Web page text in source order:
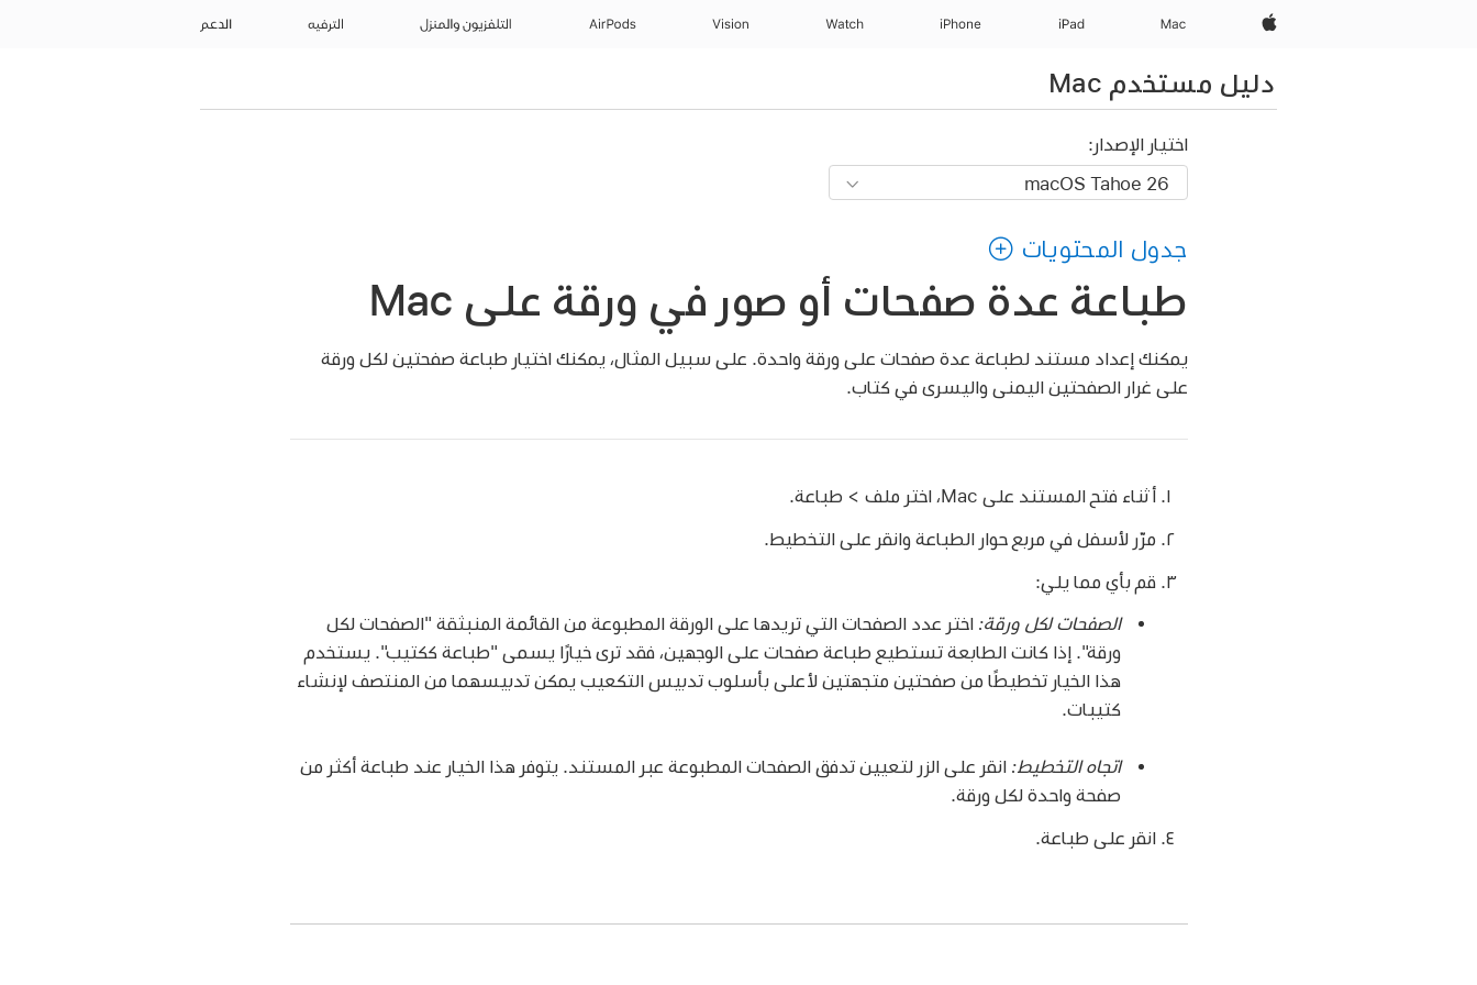
Apple‏
Mac
iPad‏
iPhone
Watch
Vision
AirPods التلفزيون والمنزل الترفيه الدعم
دليل مستخدم Mac
اختيار الإصدار:
جدول المحتويات
طباعة عدة صفحات أو صور في ورقة على Mac
يمكنك إعداد مستند لطباعة عدة صفحات على ورقة واحدة. على سبيل المثال، يمكنك اختيار طباعة صفحتين لكل ورقة
على غرار الصفحتين اليمنى واليسرى في كتاب.
أثناء فتح المستند على Mac، اختر ملف > طباعة.
مرّر لأسفل في مربع حوار الطباعة وانقر على التخطيط.
قم بأي مما يلي:
الصفحات لكل ورقة: اختر عدد الصفحات التي تريدها على الورقة المطبوعة من القائمة المنبثقة "الصفحات لكل
ورقة". إذا كانت الطابعة تستطيع طباعة صفحات على الوجهين، فقد ترى خيارًا يسمى "طباعة ككتيب". يستخدم
هذا الخيار تخطيطًا من صفحتين متجهتين لأعلى بأسلوب تدبيس التكعيب يمكن تدبيسهما من المنتصف لإنشاء
كتيبات.
اتجاه التخطيط: انقر على الزر لتعيين تدفق الصفحات المطبوعة عبر المستند. يتوفر هذا الخيار عند طباعة أكثر من
صفحة واحدة لكل ورقة.
انقر على طباعة.